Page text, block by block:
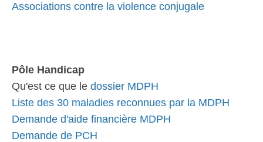
Associations contre la violence conjugale
Pôle Handicap
Qu'est ce que le dossier MDPH
Liste des 30 maladies reconnues par la MDPH
Demande d'aide financière MDPH
Demande de PCH